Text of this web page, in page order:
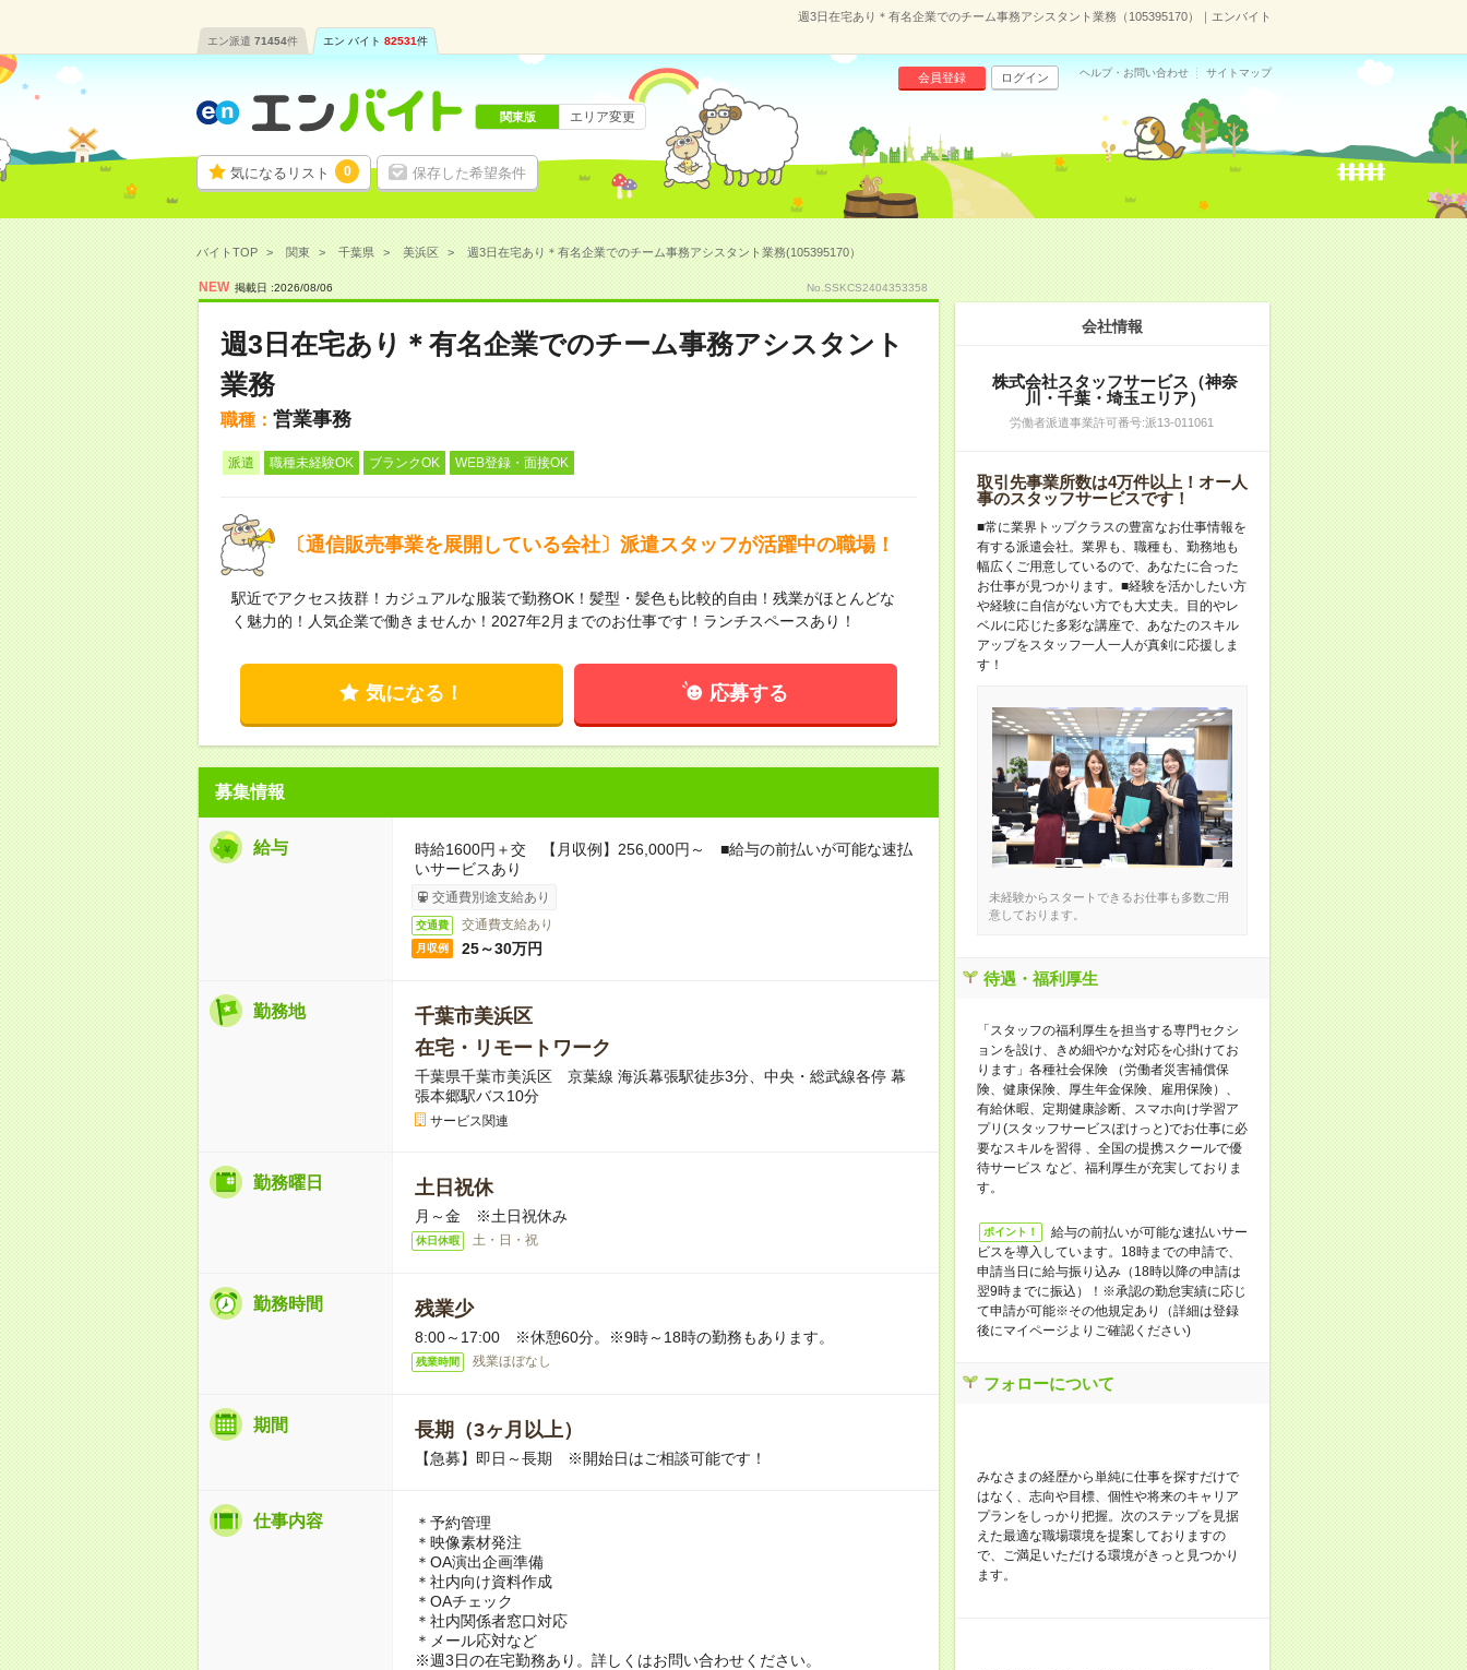
週3日在宅あり＊有名企業でのチーム事務アシスタント業務（105395170）｜エンバイト
エン派遣 71454件 エン バイト 82531件
気になるリスト 0 保存した希望条件
会員登録 ログイン ヘルプ・お問い合わせ サイトマップ
関東版 エリア変更
バイトTOP 関東 千葉県 美浜区 週3日在宅あり＊有名企業でのチーム事務アシスタント業務(105395170）
NEW 掲載日 :2026/08/06 No.SSKCS2404353358
週3日在宅あり＊有名企業でのチーム事務アシスタント
業務
職種： 営業事務
派遣 職種未経験OK ブランクOK WEB登録・面接OK
〔通信販売事業を展開している会社〕派遣スタッフが活躍中の職場！
駅近でアクセス抜群！カジュアルな服装で勤務OK！髪型・髪色も比較的自由！残業がほとんどな
く魅力的！人気企業で働きませんか！2027年2月までのお仕事です！ランチスペースあり！
気になる！ 応募する
募集情報
給与
時給1600円＋交 【月収例】256,000円～ ■給与の前払いが可能な速払
いサービスあり
交通費別途支給あり
交通費 交通費支給あり
月収例 25～30万円
勤務地
千葉市美浜区
在宅・リモートワーク
千葉県千葉市美浜区 京葉線 海浜幕張駅徒歩3分、中央・総武線各停 幕
張本郷駅バス10分
サービス関連
勤務曜日 土日祝休
月～金 ※土日祝休み
休日休暇 土・日・祝
勤務時間 残業少
8:00～17:00 ※休憩60分。※9時～18時の勤務もあります。
残業時間 残業ほぼなし
期間 長期（3ヶ月以上）
【急募】即日～長期 ※開始日はご相談可能です！
仕事内容
＊予約管理
＊映像素材発注
＊OA演出企画準備
＊社内向け資料作成
＊OAチェック
＊社内関係者窓口対応
＊メール応対など
※週3日の在宅勤務あり。詳しくはお問い合わせください。
会社情報
株式会社スタッフサービス（神奈
川・千葉・埼玉エリア）
労働者派遣事業許可番号:派13-011061
取引先事業所数は4万件以上！オー人
事のスタッフサービスです！
■常に業界トップクラスの豊富なお仕事情報を
有する派遣会社。業界も、職種も、勤務地も
幅広くご用意しているので、あなたに合った
お仕事が見つかります。■経験を活かしたい方
や経験に自信がない方でも大丈夫。目的やレ
ベルに応じた多彩な講座で、あなたのスキル
アップをスタッフ一人一人が真剣に応援しま
す！
未経験からスタートできるお仕事も多数ご用
意しております。
待遇・福利厚生
「スタッフの福利厚生を担当する専門セクシ
ョンを設け、きめ細やかな対応を心掛けてお
ります」各種社会保険 （労働者災害補償保
険、健康保険、厚生年金保険、雇用保険）、
有給休暇、定期健康診断、スマホ向け学習ア
プリ(スタッフサービスぽけっと)でお仕事に必
要なスキルを習得 、全国の提携スクールで優
待サービス など、福利厚生が充実しておりま
す。
ポイント！
給与の前払いが可能な速払いサー
ビスを導入しています。18時までの申請で、
申請当日に給与振り込み（18時以降の申請は
翌9時までに振込）！※承認の勤怠実績に応じ
て申請が可能※その他規定あり（詳細は登録
後にマイページよりご確認ください)
フォローについて
みなさまの経歴から単純に仕事を探すだけで
はなく、志向や目標、個性や将来のキャリア
プランをしっかり把握。次のステップを見据
えた最適な職場環境を提案しておりますの
で、ご満足いただける環境がきっと見つかり
ます。